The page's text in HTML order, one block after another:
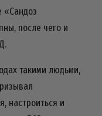
«Сандоз
после чего и
такими людьми,
настроиться и